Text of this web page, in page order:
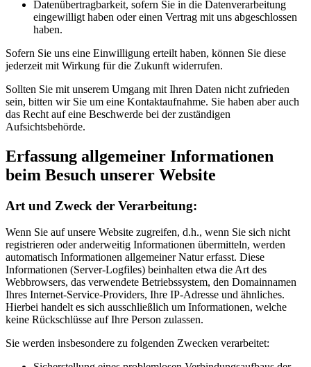
Datenübertragbarkeit, sofern Sie in die Datenverarbeitung
eingewilligt haben oder einen Vertrag mit uns abgeschlossen
haben.
Sofern Sie uns eine Einwilligung erteilt haben, können Sie diese
jederzeit mit Wirkung für die Zukunft widerrufen.
Sollten Sie mit unserem Umgang mit Ihren Daten nicht zufrieden
sein, bitten wir Sie um eine Kontaktaufnahme. Sie haben aber auch
das Recht auf eine Beschwerde bei der zuständigen
Aufsichtsbehörde.
Erfassung allgemeiner Informationen
beim Besuch unserer Website
Art und Zweck der Verarbeitung:
Wenn Sie auf unsere Website zugreifen, d.h., wenn Sie sich nicht
registrieren oder anderweitig Informationen übermitteln, werden
automatisch Informationen allgemeiner Natur erfasst. Diese
Informationen (Server-Logfiles) beinhalten etwa die Art des
Webbrowsers, das verwendete Betriebssystem, den Domainnamen
Ihres Internet-Service-Providers, Ihre IP-Adresse und ähnliches.
Hierbei handelt es sich ausschließlich um Informationen, welche
keine Rückschlüsse auf Ihre Person zulassen.
Sie werden insbesondere zu folgenden Zwecken verarbeitet: